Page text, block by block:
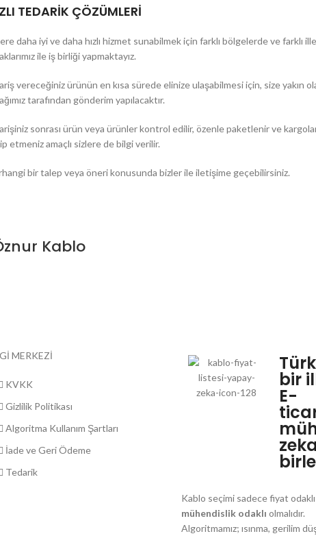
TEDARİK ÇÖZÜMLERİ
daha iyi ve daha hızlı hizmet sunabilmek için farklı bölgelerde ve farklı
ile iş birliği yapmaktayız.
vereceğiniz ürünün en kısa sürede elinize ulaşabilmesi için, size yakın
tarafından gönderim yapılacaktır.
sonrası ürün veya ürünler kontrol edilir, özenle paketlenir ve
etmeniz amaçlı sizlere de bilgi verilir.
bir talep veya öneri konusunda bizler ile iletişime geçebilirsiniz.
Kablo
MERKEZİ
KVKK
Gizlilik Politikası
Algoritma Kullanım Şartları
İade ve Geri Ödeme
Tedarik
bir
E-
Kablo seçimi sadece fiyat
mühendislik odaklı olmalıdır.
Algoritmamız; ısınma, gerilim